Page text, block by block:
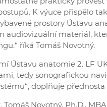
K výuce přispělo
prostory Ústavu
audiovizuální materiál,
říká Tomáš Novotný.
Ústavu anatomie 2. LF
tedy sonografickou
doplňuje
Novotný, Ph.D.,